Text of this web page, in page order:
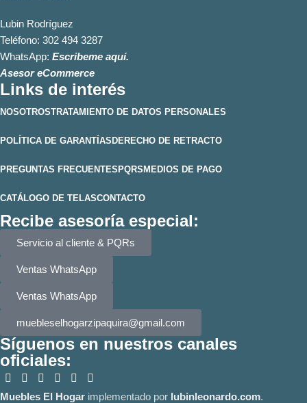
Lubin Rodríguez
Teléfono: 302 494 3287
WhatsApp: Escribeme aquí.
Asesor eCommerce
Links de interés
NOSOTROSTRATAMIENTO DE DATOS PERSONALES
POLÍTICA DE GARANTÍASDERECHO DE RETRACTO
PREGUNTAS FRECUENTESPQRSMEDIOS DE PAGO
CATÁLOGO DE TELASCONTACTO
Recibe asesoría especial:
Servicio al cliente & PQRs
Ventas WhatsApp
Ventas WhatsApp
muebleselhogarzipaquira@gmail.com
Síguenos en nuestros canales
oficiales:
Muebles El Hogar implementado por lubinleonardo.com.